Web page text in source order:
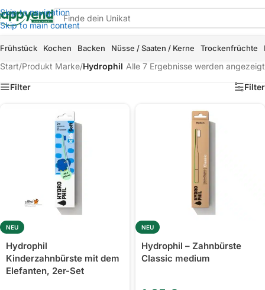
Skip to navigation
Skip to main content
Frühstück Kochen Backen Nüsse / Saaten / Kerne Trockenfrüchte
Start/Produkt Marke/Hydrophil Alle 7 Ergebnisse werden angezeigt
Filter Filter
NEU
Hydrophil
Kinderzahnbürste mit dem
Elefanten, 2er-Set
NEU
Hydrophil – Zahnbürste
Classic medium